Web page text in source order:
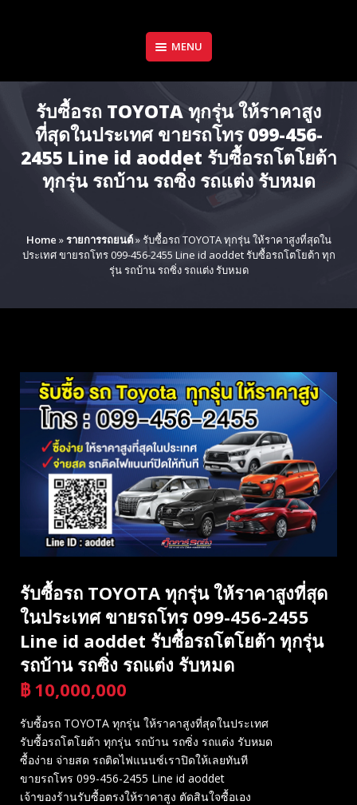
MENU
รับซื้อรถ TOYOTA ทุกรุ่น ให้ราคาสูง
ที่สุดในประเทศ ขายรถโทร 099-456-
2455 Line id aoddet รับซื้อรถโตโยต้า
ทุกรุ่น รถบ้าน รถซิ่ง รถแต่ง รับหมด
Home »รายการรถยนต์»รับซื้อรถ TOYOTA ทุกรุ่น ให้ราคาสูงที่สุดใน
ประเทศ ขายรถโทร 099-456-2455 Line id aoddet รับซื้อรถโตโยต้า ทุก
รุ่น รถบ้าน รถซิ่ง รถแต่ง รับหมด
รับซื้อรถ TOYOTA ทุกรุ่น ให้ราคาสูงที่สุด
ในประเทศ ขายรถโทร 099-456-2455
Line id aoddet รับซื้อรถโตโยต้า ทุกรุ่น
รถบ้าน รถซิ่ง รถแต่ง รับหมด
฿ 10,000,000
รับซื้อรถ TOYOTA ทุกรุ่น ให้ราคาสูงที่สุดในประเทศ
รับซื้อรถโตโยต้า ทุกรุ่น รถบ้าน รถซิ่ง รถแต่ง รับหมด
ซื้อง่าย จ่ายสด รถติดไฟแนนซ์เราปิดให้เลยทันที
ขายรถโทร 099-456-2455 Line id aoddet
เจ้าของร้านรับซื้อตรงให้ราคาสูง ตัดสินใจซื้อเอง